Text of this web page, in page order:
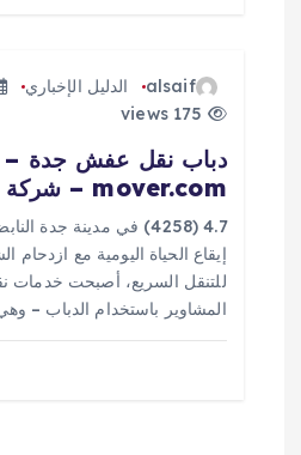
alsaif الدليل الإخباري
mover.com – شركة السعد
4.7 (4258) في مدينة جدة
إيقاع الحياة اليومية مع ازدحام
للتنقل السريع، أصبحت خدمات
المشاوير باستخدام الدباب –